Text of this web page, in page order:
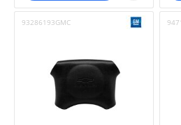
93286193GMC